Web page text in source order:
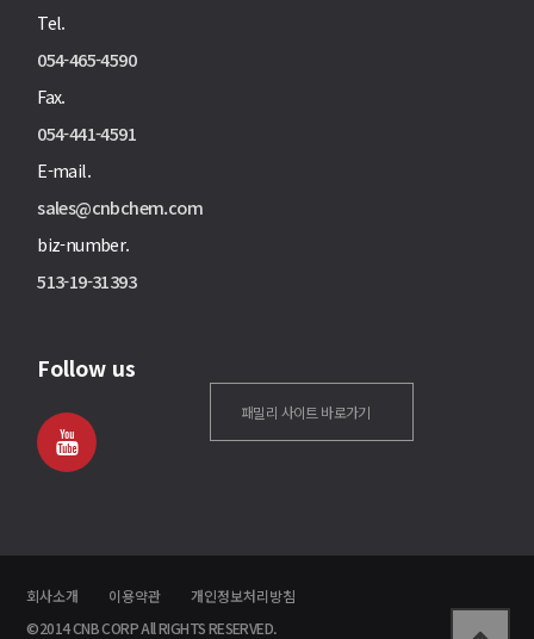
Tel.
054-465-4590
Fax.
054-441-4591
E-mail.
sales@cnbchem.com
biz-number.
513-19-31393
Follow us
패밀리 사이트 바로가기
회사소개 이용약관
개인정보처리방침
©2014 CNB CORP All RIGHTS RESERVED.